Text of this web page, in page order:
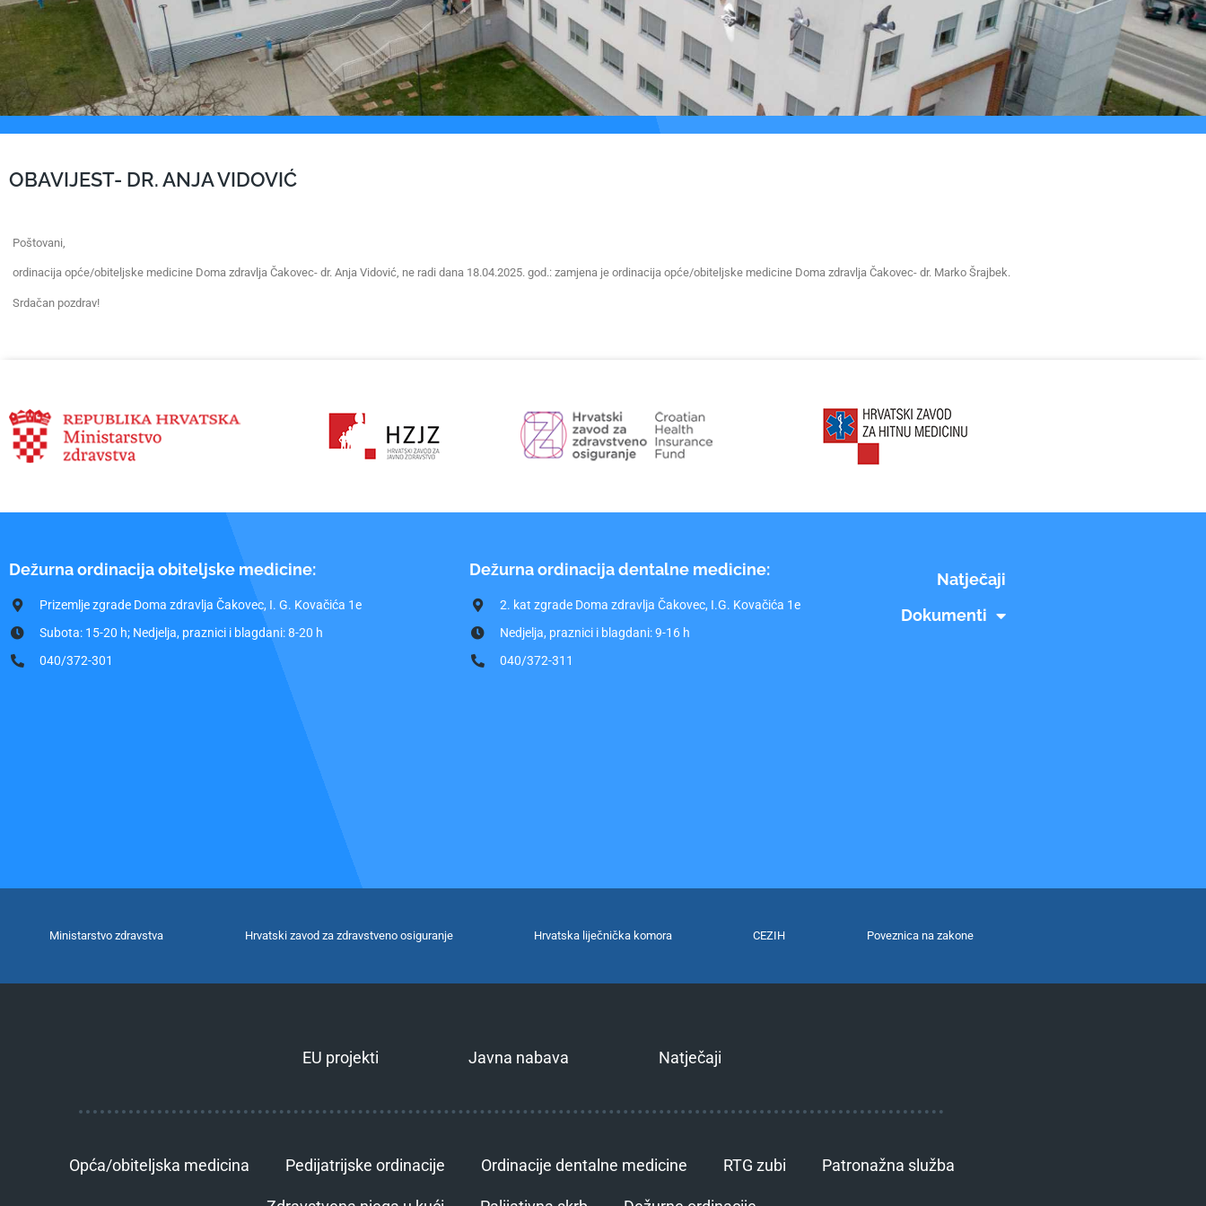
OBAVIJEST- DR. ANJA VIDOVIĆ
Poštovani,
ordinacija opće/obiteljske medicine Doma zdravlja Čakovec- dr. Anja Vidović, ne radi dana 18.04.2025. god.: zamjena je ordinacija opće/obiteljske medicine Doma zdravlja Čakovec- dr. Marko Šrajbek.
Srdačan pozdrav!
Dežurna ordinacija obiteljske medicine:
Prizemlje zgrade Doma zdravlja Čakovec, I. G. Kovačića 1e
Subota: 15-20 h; Nedjelja, praznici i blagdani: 8-20 h
040/372-301
Dežurna ordinacija dentalne medicine:
2. kat zgrade Doma zdravlja Čakovec, I.G. Kovačića 1e
Nedjelja, praznici i blagdani: 9-16 h
040/372-311
Natječaji
Dokumenti
Ministarstvo zdravstva Hrvatski zavod za zdravstveno osiguranje Hrvatska liječnička komora CEZIH Poveznica na zakone
EU projekti Javna nabava Natječaji
Opća/obiteljska medicina Pedijatrijske ordinacije Ordinacije dentalne medicine RTG zubi Patronažna služba